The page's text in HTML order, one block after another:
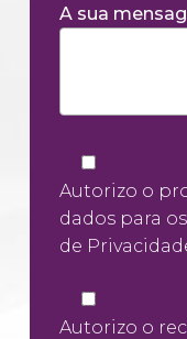
A sua
Autorizo o
dados para
de
Autorizo o